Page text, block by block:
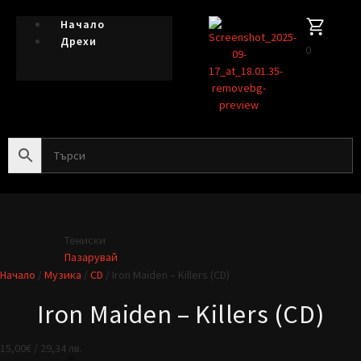
Начало
Дрехи
Тениски
Пазарувай
0
Начало / Музика / CD / Iron Maiden – Killers (CD)
Iron Maiden – Killers (CD)
15,00€ / 29,34 лв.